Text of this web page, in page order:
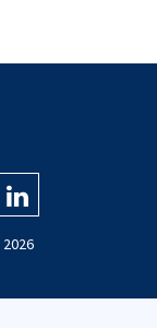
2026